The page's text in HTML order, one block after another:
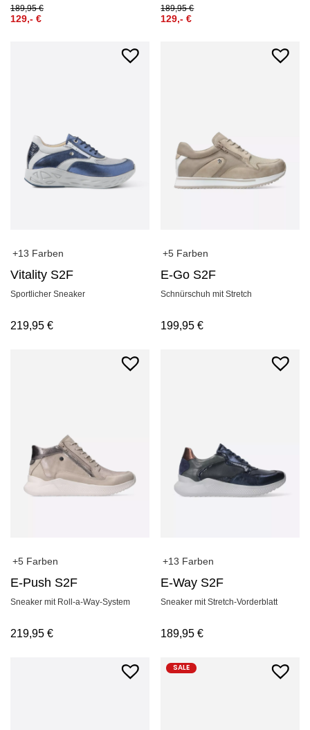
189,95€
129,- €
189,95€
129,-€
+13 Farben
Vitality S2F
Sportlicher Sneaker
219,95 €
+5 Farben
E-Go S2F
Schnürschuh mit Stretch
199,95€
+5 Farben
E-Push S2F
Sneaker mit Roll-a-Way-System
219,95 €
+13 Farben
E-Way S2F
Sneaker mit Stretch-Vorderblatt
189,95€
SALE